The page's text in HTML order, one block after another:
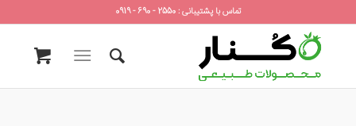
تماس با پشتیبانی : 2550 - 690 - 0919